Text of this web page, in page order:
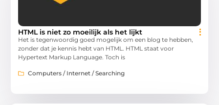
HTML is niet zo moeilijk als het lijkt
Het is tegenwoordig goed mogelijk om een blog te hebben,
zonder dat je kennis hebt van HTML. HTML staat voor
Hypertext Markup Language. Toch is
Computers / Internet / Searching